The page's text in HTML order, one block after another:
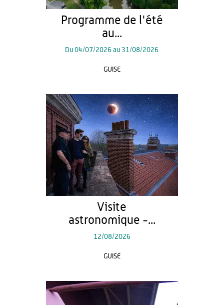
Programme de l'été
au...
Du04/07/2026 au 31/08/2026
GUISE
Visite
astronomique -...
12/08/2026
GUISE